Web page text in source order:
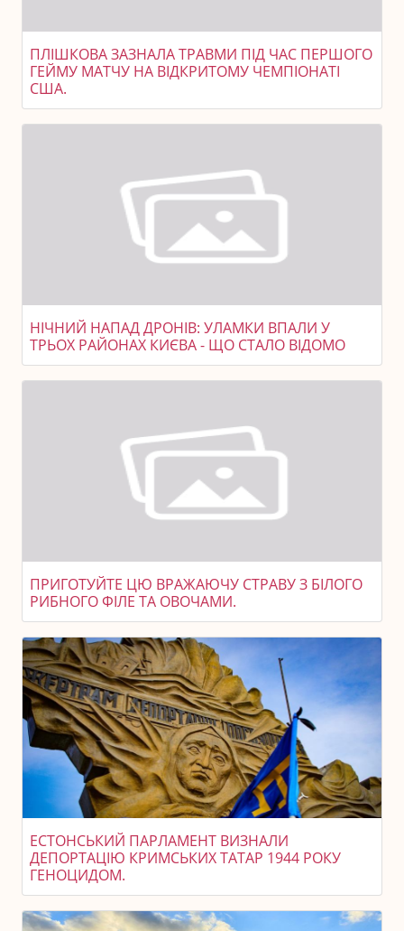
ПЛІШКОВА ЗАЗНАЛА ТРАВМИ ПІД ЧАС ПЕРШОГО
ГЕЙМУ МАТЧУ НА ВІДКРИТОМУ ЧЕМПІОНАТІ
США.
НІЧНИЙ НАПАД ДРОНІВ: УЛАМКИ ВПАЛИ У
ТРЬОХ РАЙОНАХ КИЄВА - ЩО СТАЛО ВІДОМО
ПРИГОТУЙТЕ ЦЮ ВРАЖАЮЧУ СТРАВУ З БІЛОГО
РИБНОГО ФІЛЕ ТА ОВОЧАМИ.
ЕСТОНСЬКИЙ ПАРЛАМЕНТ ВИЗНАЛИ
ДЕПОРТАЦІЮ КРИМСЬКИХ ТАТАР 1944 РОКУ
ГЕНОЦИДОМ.